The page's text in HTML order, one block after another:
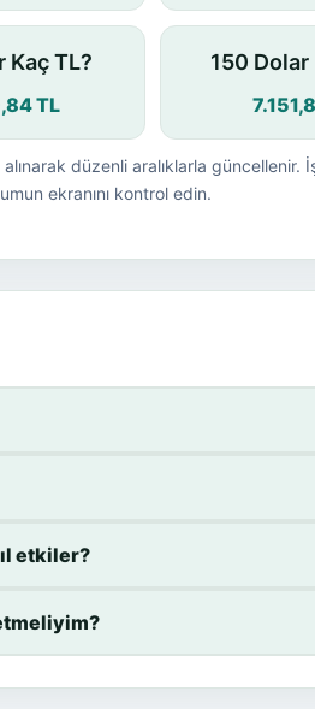
Kaç TL?
TL
150 Dolar
düzenli aralıklarla güncellenir.
ekranını kontrol edin.
etkiler?